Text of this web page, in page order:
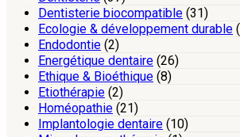
Dentisterie biocompatible (31)
Ecologie & développement durable
Endodontie (2)
Energétique dentaire (26)
Ethique & Bioéthique (8)
Etiothérapie (2)
Homéopathie (21)
Implantologie dentaire (10)